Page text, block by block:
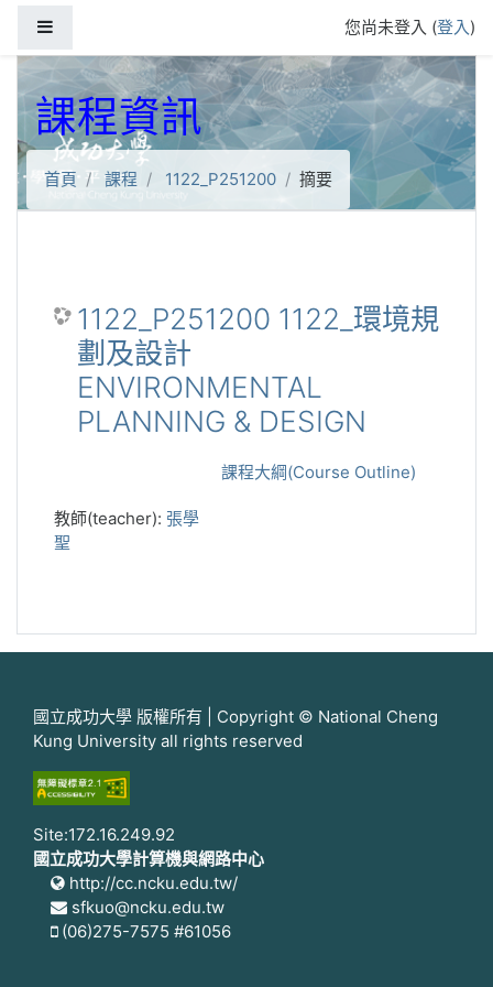
您尚未登入 (登入)
課程資訊
首頁 課程 1122_P251200 摘要
1122_P251200 1122_環境規
劃及設計
ENVIRONMENTAL
PLANNING & DESIGN
課程大綱(Course Outline)
教師(teacher): 張學
聖
國立成功大學 版權所有 | Copyright © National Cheng
Kung University all rights reserved
Site:172.16.249.92
國立成功大學計算機與網路中心
http://cc.ncku.edu.tw/
sfkuo@ncku.edu.tw
(06)275-7575 #61056